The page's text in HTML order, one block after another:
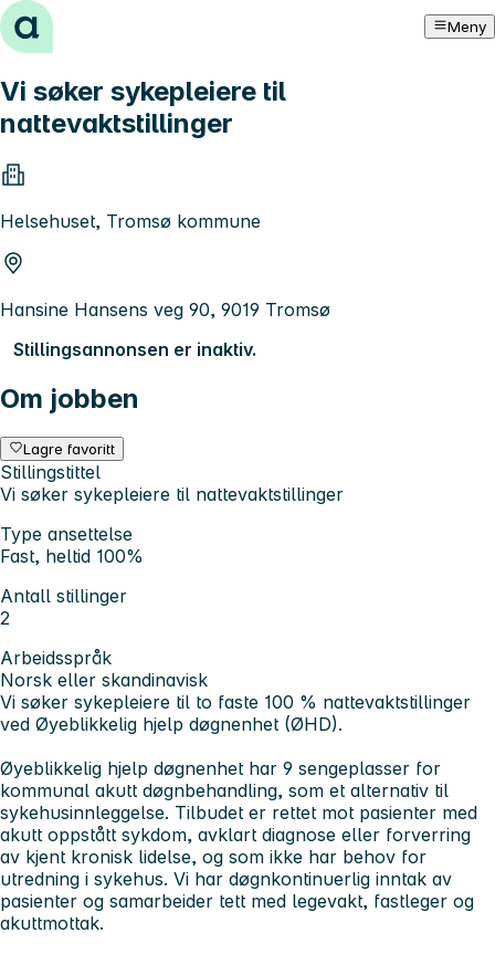
Hopp til innhold Meny
Vi søker sykepleiere til
nattevaktstillinger
Helsehuset, Tromsø kommune
Hansine Hansens veg 90, 9019 Tromsø
Stillingsannonsen er inaktiv.
Om jobben
Lagre favoritt
Stillingstittel
Vi søker sykepleiere til nattevaktstillinger
Type ansettelse
Fast, heltid 100%
Antall stillinger
2
Arbeidsspråk
Norsk eller skandinavisk
Vi søker sykepleiere til to faste 100 % nattevaktstillinger
ved Øyeblikkelig hjelp døgnenhet (ØHD).
Øyeblikkelig hjelp døgnenhet har 9 sengeplasser for
kommunal akutt døgnbehandling, som et alternativ til
sykehusinnleggelse. Tilbudet er rettet mot pasienter med
akutt oppstått sykdom, avklart diagnose eller forverring
av kjent kronisk lidelse, og som ikke har behov for
utredning i sykehus. Vi har døgnkontinuerlig inntak av
pasienter og samarbeider tett med legevakt, fastleger og
akuttmottak.